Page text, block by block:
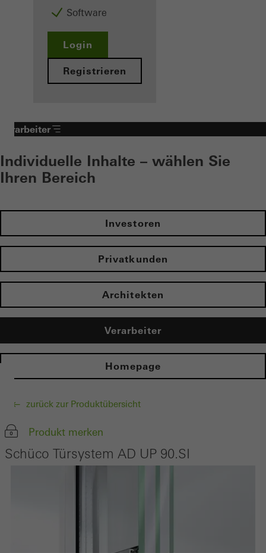
Software
Login
Registrieren
Verarbeiter
Individuelle Inhalte – wählen Sie
Ihren Bereich
Investoren
Privatkunden
Architekten
Verarbeiter
Homepage
zurück zur Produktübersicht
Produkt merken
Schüco Türsystem AD UP 90.SI